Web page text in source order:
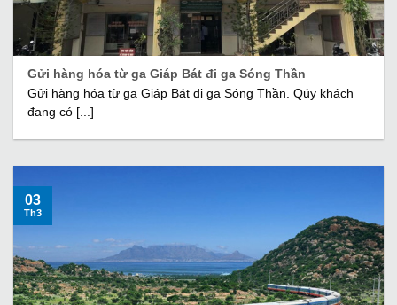
Gửi hàng hóa từ ga Giáp Bát đi ga Sóng Thần
Gửi hàng hóa từ ga Giáp Bát đi ga Sóng Thần. Qúy khách
đang có [...]
03
Th3